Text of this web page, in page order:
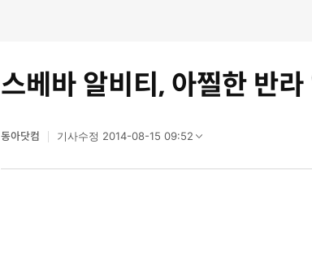
스베바 알비티, 아찔한 반
동아닷컴 기사수정 2014-08-15 09:52